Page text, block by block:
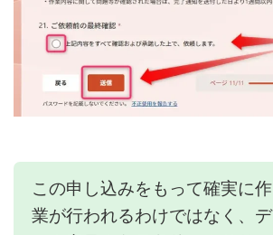
この申し込みをもって確実に作
業が行われるわけではなく、デ